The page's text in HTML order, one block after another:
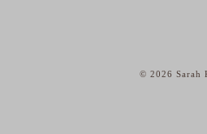
© 2026 Sarah